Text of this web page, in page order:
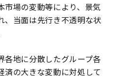
市場の変動等により、景気
、当面は先行き不透明な状
各地に分散したグループ各
済の大きな変動に対処して